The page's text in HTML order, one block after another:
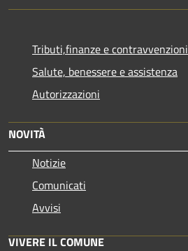
Tributi,finanze e contravvenzioni
Salute, benessere e assistenza
Autorizzazioni
NOVITÀ
Notizie
Comunicati
Avvisi
VIVERE IL COMUNE